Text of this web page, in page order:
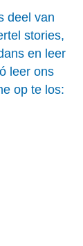
deel van
stories,
en leer
leer ons
op te los: